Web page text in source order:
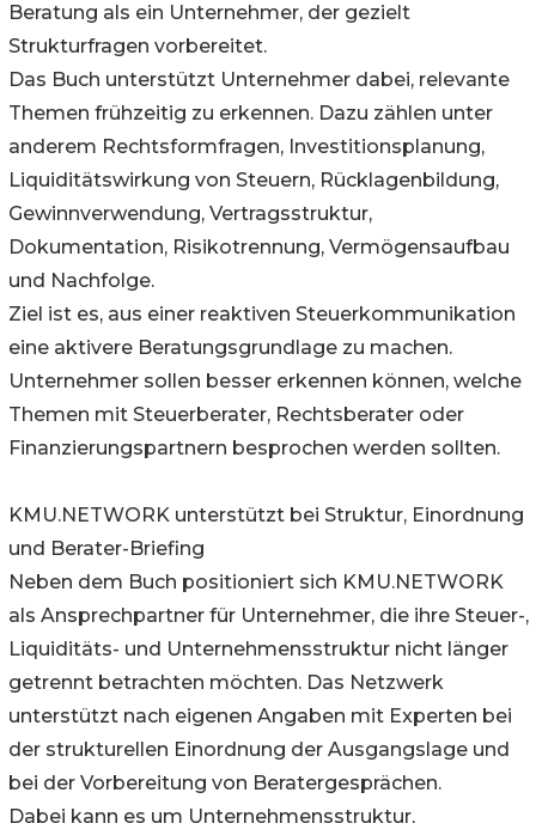
Beratung als ein Unternehmer, der gezielt
Strukturfragen vorbereitet.
Das Buch unterstützt Unternehmer dabei, relevante
Themen frühzeitig zu erkennen. Dazu zählen unter
anderem Rechtsformfragen, Investitionsplanung,
Liquiditätswirkung von Steuern, Rücklagenbildung,
Gewinnverwendung, Vertragsstruktur,
Dokumentation, Risikotrennung, Vermögensaufbau
und Nachfolge.
Ziel ist es, aus einer reaktiven Steuerkommunikation
eine aktivere Beratungsgrundlage zu machen.
Unternehmer sollen besser erkennen können, welche
Themen mit Steuerberater, Rechtsberater oder
Finanzierungspartnern besprochen werden sollten.
KMU.NETWORK unterstützt bei Struktur, Einordnung
und Berater-Briefing
Neben dem Buch positioniert sich KMU.NETWORK
als Ansprechpartner für Unternehmer, die ihre Steuer-,
Liquiditäts- und Unternehmensstruktur nicht länger
getrennt betrachten möchten. Das Netzwerk
unterstützt nach eigenen Angaben mit Experten bei
der strukturellen Einordnung der Ausgangslage und
bei der Vorbereitung von Beratergesprächen.
Dabei kann es um Unternehmensstruktur,